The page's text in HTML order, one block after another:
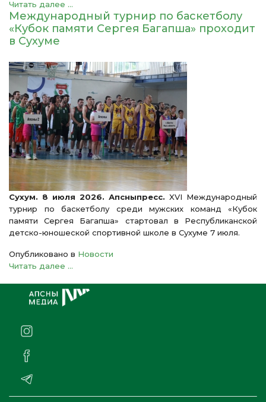
Читать далее ...
Международный турнир по баскетболу
«Кубок памяти Сергея Багапша» проходит
в Сухуме
Сухум. 8 июля 2026. Апсныпресс. XVI Международный
турнир по баскетболу среди мужских команд «Кубок
памяти Сергея Багапша» стартовал в Республиканской
детско-юношеской спортивной школе в Сухуме 7 июля.
Опубликовано в Новости
Читать далее ...